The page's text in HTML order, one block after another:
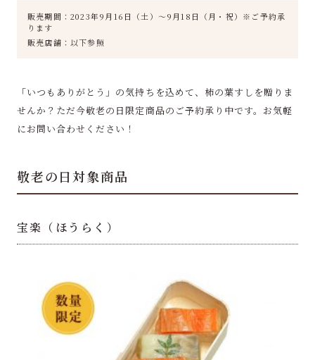
販売期間：2023年9月16日（土）～9月18日（月・祝）※ご予約承
ります
販売店舗：以下参照
「いつもありがとう」の気持ちを込めて、柿の葉すしを贈りま
せんか？ただ今敬老の日限定商品のご予約承り中です。お気軽
にお問い合わせください！
敬老の日対象商品
宝楽（ほうらく）